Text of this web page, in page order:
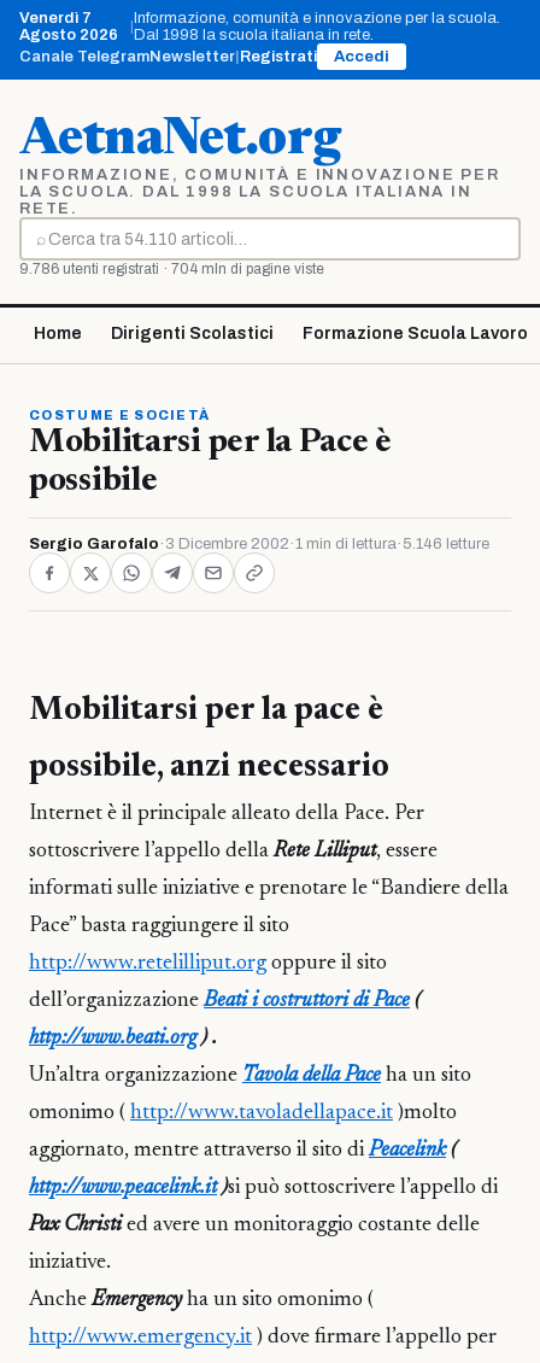
Vai
contenuto
Venerdì 7
Agosto 2026
Informazione, comunità e innovazione per la scuola.
Dal 1998 la scuola italiana in rete.
Canale TelegramNewsletter Registrati Accedi
AetnaNet.org
INFORMAZIONE, COMUNITÀ E INNOVAZIONE PER
LA SCUOLA. DAL 1998 LA SCUOLA ITALIANA IN
RETE.
⌕
Cerca
9.786 utenti registrati · 704 mln di pagine viste
Home Dirigenti Scolastici Formazione Scuola Lavoro
COSTUME E SOCIETÀ
Mobilitarsi per la Pace è
possibile
Sergio Garofalo · 3 Dicembre 2002 ·1 min di lettura· 5.146 letture
Mobilitarsi per la pace è
possibile, anzi necessario
Internet è il principale alleato della Pace. Per
sottoscrivere l’appello dellaRete Lilliput, essere
informati sulle iniziative e prenotare le “Bandiere della
Pace” basta raggiungere il sito
http://www.retelilliput.org oppure il sito
dell’organizzazioneBeati i costruttori di Pace(
http://www.beati.org) .
Un’altra organizzazione Tavola della Paceha un sito
omonimo ( http://www.tavoladellapace.it )molto
aggiornato, mentre attraverso il sito diPeacelink(
http://www.peacelink.it)si può sottoscrivere l’appello di
Pax Christi ed avere un monitoraggio costante delle
iniziative.
AncheEmergencyha un sito omonimo (
http://www.emergency.it ) dove firmare l’appello per